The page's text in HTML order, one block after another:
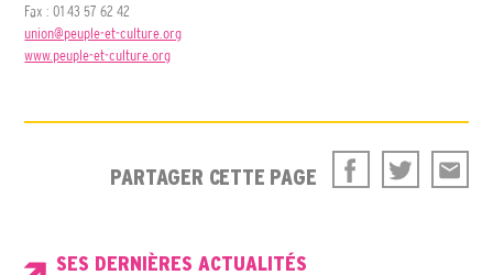
Fax : 01 43 57 62 42
union@peuple-et-culture.org
www.peuple-et-culture.org
PARTAGER CETTE PAGE
SES DERNIÈRES ACTUALITÉS